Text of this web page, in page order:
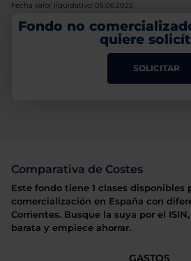
Fecha valor liquidativo: 05.06.2025
Fondo no
quiere
SOLICITAR
Comparativa de Costes
Este fondo tiene 1 clases disponibles
comercialización en España con
Corrientes. Busque la suya por el
barata y empiece ahorrar.
GASTOS